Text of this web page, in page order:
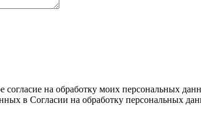
на обработку моих персональных
в Согласии на обработку персональных